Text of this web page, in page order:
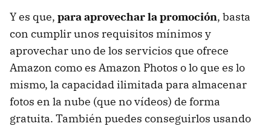
Y es que, para aprovechar la promoción, basta
con cumplir unos requisitos mínimos y
aprovechar uno de los servicios que ofrece
Amazon como es Amazon Photos o lo que es lo
mismo, la capacidad ilimitada para almacenar
fotos en la nube (que no vídeos) de forma
gratuita. También puedes conseguirlos usando